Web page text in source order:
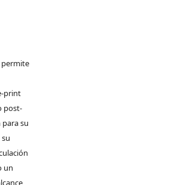
permite
print
post-
su
un